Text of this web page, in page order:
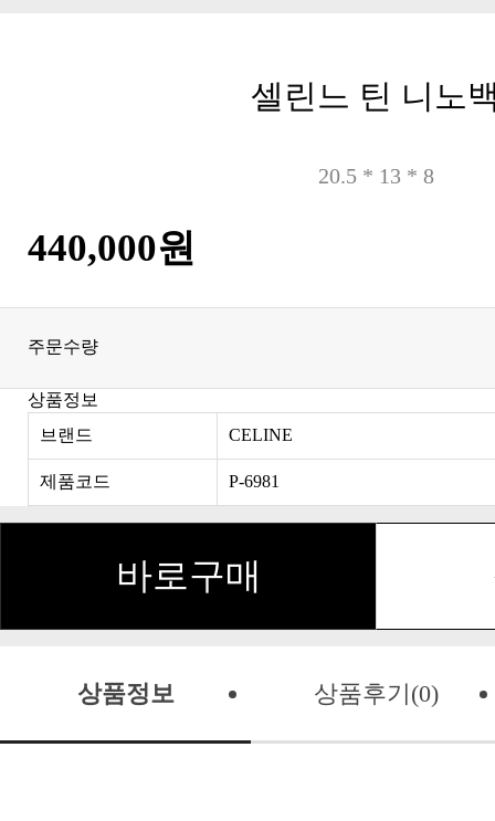
셀린느 틴 니노
20.5 * 13 * 8
440,000원
주문수량
상품정보
브랜드
CELINE
제품코드 P-6981
바로구매
상품정보 상품후기(0)